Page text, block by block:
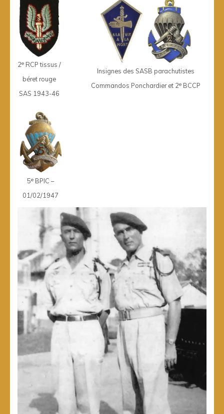
Insignes des SASB parachutistes
Commandos Ponchardier et 2eBCCP
2e RCP tissus /
béret rouge
SAS 1943-46
5e BPIC –
01/02/1947